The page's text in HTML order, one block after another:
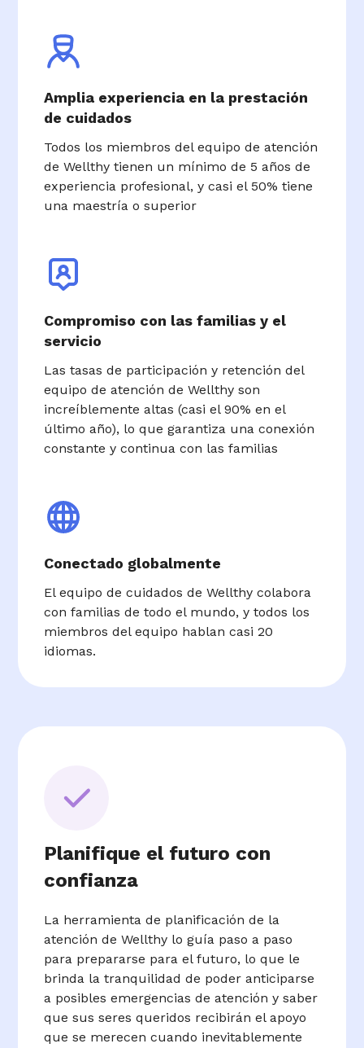
Amplia experiencia en la prestación
de cuidados
Todos los miembros del equipo de atención
de Wellthy tienen un mínimo de 5 años de
experiencia profesional, y casi el 50% tiene
una maestría o superior
Compromiso con las familias y el
servicio
Las tasas de participación y retención del
equipo de atención de Wellthy son
increíblemente altas (casi el 90% en el
último año), lo que garantiza una conexión
constante y continua con las familias
Conectado globalmente
El equipo de cuidados de Wellthy colabora
con familias de todo el mundo, y todos los
miembros del equipo hablan casi 20
idiomas.
Planifique el futuro con
confianza
La herramienta de planificación de la
atención de Wellthy lo guía paso a paso
para prepararse para el futuro, lo que le
brinda la tranquilidad de poder anticiparse
a posibles emergencias de atención y saber
que sus seres queridos recibirán el apoyo
que se merecen cuando inevitablemente